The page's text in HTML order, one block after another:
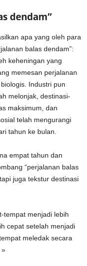
dendam”
apa yang oleh para
balas dendam”:
keheningan yang
memesan perjalanan
Industri pun
melonjak, destinasi-
maksimum, dan
telah mengurangi
tahun ke bulan.
empat tahun dan
“perjalanan balas
juga tekstur destinasi
tempat menjadi lebih
cepat setelah menjadi
meledak secara
»